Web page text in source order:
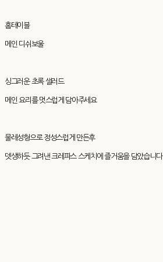
홈테이블
메인 디쉬보울
싱그러운 초록 샐러드
메인 요리를 멋스럽게 담아주세요
물레성형으로 정성스럽게 만든후
뎃생하듯 그려낸 크레파스 스케치에 즐거움을 담았습니다